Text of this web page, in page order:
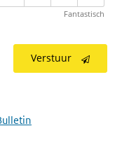
Fantastisch
Verstuur